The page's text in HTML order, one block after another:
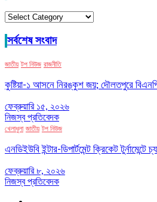
ক্যাটাগরি
সর্বশেষ সংবাদ
জাতীয় টপ নিউজ রাজনীতি
কুষ্টিয়া-১ আসনে নিরঙ্কুশ জয়; দৌলতপুরে
ফেব্রুয়ারি ১৫, ২০২৬
নিজস্ব প্রতিবেদক
খেলাধুলা জাতীয় টপ নিউজ
এনডিইউবি ইন্টার-ডিপার্টমেন্ট ক্রিকেট টুর্নামেন্টে
ফেব্রুয়ারি ৮, ২০২৬
নিজস্ব প্রতিবেদক